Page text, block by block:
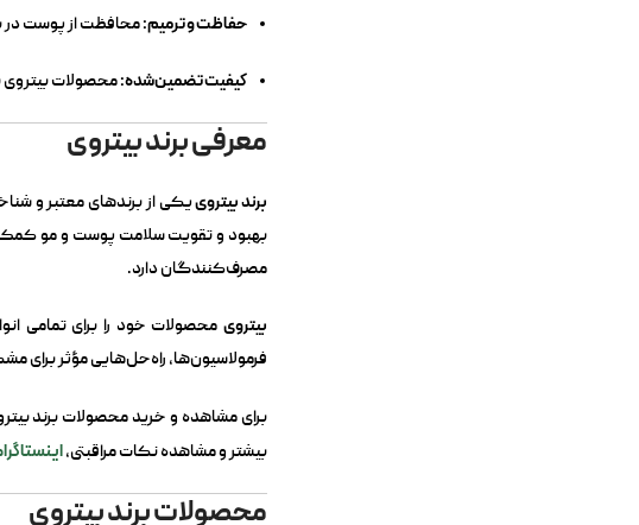
حفاظت و ترمیم:محافظت از پوست در
کیفیت تضمین‌شده:محصولات بیتروی
معرفی برند بیتروی
برند بیتروییکی از برندهای معتبر و
بهبود و تقویت سلامت پوست و مو کمک
مصرف‌کنندگان دارد.
بیترویمحصولات خود را برای تمامی
فرمولاسیون‌ها، راه‌حل‌هایی مؤثر برای
برای مشاهده و خرید محصولات برند
بیشتر و مشاهده نکات مراقبتی،
محصولات برند بیتروی